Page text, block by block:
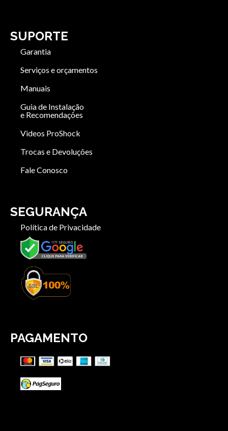
SUPORTE
Garantia
Serviços e orçamentos
Manuais
Guia de Instalação
e Recomendações
Videos ProShock
Trocas e Devoluções
Fale Conosco
SEGURANÇA
Política de Privacidade
PAGAMENTO